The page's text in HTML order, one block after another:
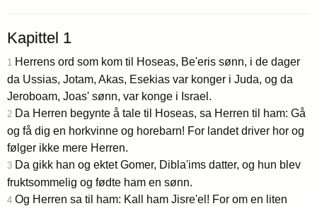
Kapittel 1
1 Herrens ord som kom til Hoseas, Be'eris sønn, i de dager
da Ussias, Jotam, Akas, Esekias var konger i Juda, og da
Jeroboam, Joas' sønn, var konge i Israel.
2 Da Herren begynte å tale til Hoseas, sa Herren til ham: Gå
og få dig en horkvinne og horebarn! For landet driver hor og
følger ikke mere Herren.
3 Da gikk han og ektet Gomer, Dibla'ims datter, og hun blev
fruktsommelig og fødte ham en sønn.
4 Og Herren sa til ham: Kall ham Jisre'el! For om en liten